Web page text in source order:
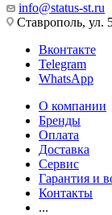
info@status-st.ru
Ставрополь,
Вконтакте
Telegram
WhatsApp
О компании
Бренды
Оплата
Доставка
Сервис
Гарантия и
Контакты
...